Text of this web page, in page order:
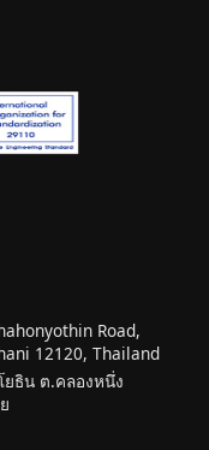
Road,
12120, Thailand
ธิน ต.คลองหนึ่ง